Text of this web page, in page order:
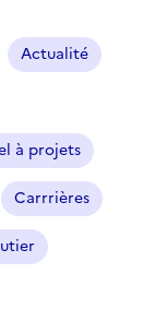
Actualité
à projets
Carrrières